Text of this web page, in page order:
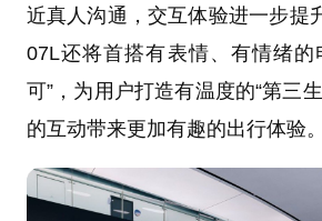
近真人沟通，交互体验进一步提
07L还将首搭有表情、有情绪的
可”，为用户打造有温度的“第三
的互动带来更加有趣的出行体验。